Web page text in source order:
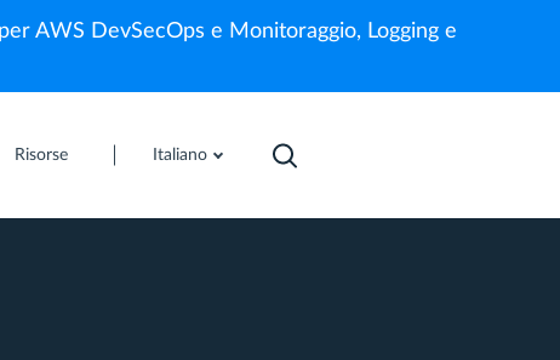
per AWS DevSecOps e Monitoraggio, Logging e
Risorse Italiano